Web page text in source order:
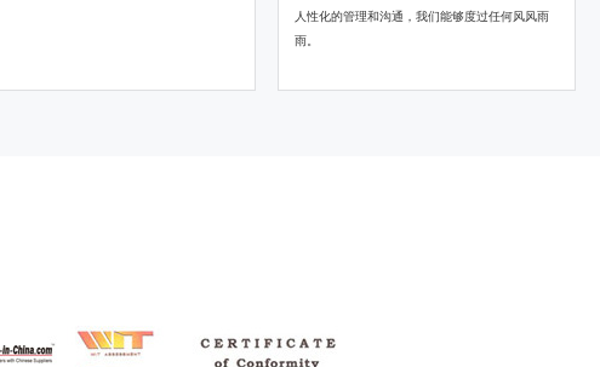
人性化的管理和沟通，我们能够度过任何风风雨
雨。